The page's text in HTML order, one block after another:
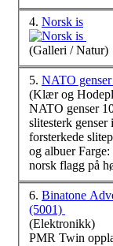
4. Norsk is
(Galleri / Natur)
5. NATO
(Klær og
NATO genser 100% ull | Varm og
slitesterk genser i100%
forsterkede
norsk
6. Binatone
(5001)
(Elektronikk)
PMR Twin